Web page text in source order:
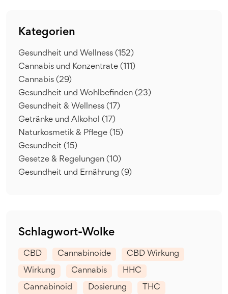
Kategorien
Gesundheit und Wellness (152)
Cannabis und Konzentrate (111)
Cannabis (29)
Gesundheit und Wohlbefinden (23)
Gesundheit & Wellness (17)
Getränke und Alkohol (17)
Naturkosmetik & Pflege (15)
Gesundheit (15)
Gesetze & Regelungen (10)
Gesundheit und Ernährung (9)
Schlagwort-Wolke
CBD Cannabinoide CBD Wirkung
Wirkung Cannabis HHC
Cannabinoid Dosierung THC